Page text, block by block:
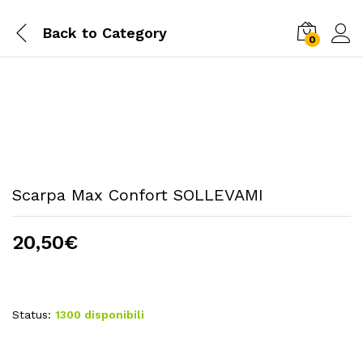
Back to Category 0
Scarpa Max Confort SOLLEVAMI
20,50€
Status: 1300 disponibili